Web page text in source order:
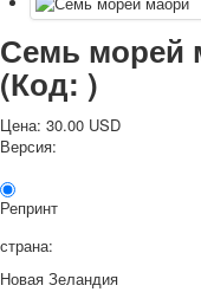
Новости
Новости карточных колод
Новости открыток
О сайте
Ссылки
Наше видео
Избранное
Семь морей
(Код: )
Цена: 30.00 USD
Версия:
Репринт
страна:
Новая Зеландия